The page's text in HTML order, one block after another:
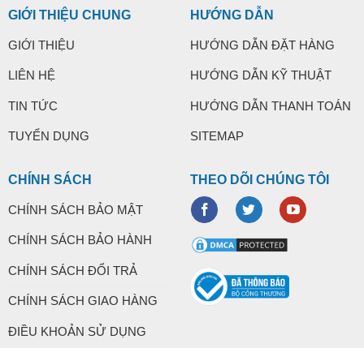
GIỚI THIỆU CHUNG
GIỚI THIỆU
LIÊN HỆ
TIN TỨC
TUYỂN DỤNG
HƯỚNG DẪN
HƯỚNG DẪN ĐẶT HÀNG
HƯỚNG DẪN KỸ THUẬT
HƯỚNG DẪN THANH TOÁN
SITEMAP
CHÍNH SÁCH
CHÍNH SÁCH BẢO MẬT
CHÍNH SÁCH BẢO HÀNH
CHÍNH SÁCH ĐỔI TRẢ
CHÍNH SÁCH GIAO HÀNG
ĐIỀU KHOẢN SỬ DỤNG
THEO DÕI CHÚNG TÔI